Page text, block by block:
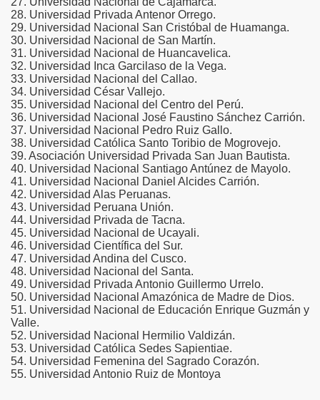
28. Universidad Privada Antenor Orrego.
29. Universidad Nacional San Cristóbal de Huamanga.
30. Universidad Nacional de San Martín.
31. Universidad Nacional de Huancavelica.
32. Universidad Inca Garcilaso de la Vega.
33. Universidad Nacional del Callao.
34. Universidad César Vallejo.
35. Universidad Nacional del Centro del Perú.
36. Universidad Nacional José Faustino Sánchez Carrión.
37. Universidad Nacional Pedro Ruiz Gallo.
38. Universidad Católica Santo Toribio de Mogrovejo.
39. Asociación Universidad Privada San Juan Bautista.
40. Universidad Nacional Santiago Antúnez de Mayolo.
41. Universidad Nacional Daniel Alcides Carrión.
42. Universidad Alas Peruanas.
43. Universidad Peruana Unión.
44. Universidad Privada de Tacna.
45. Universidad Nacional de Ucayali.
46. Universidad Científica del Sur.
47. Universidad Andina del Cusco.
48. Universidad Nacional del Santa.
49. Universidad Privada Antonio Guillermo Urrelo.
50. Universidad Nacional Amazónica de Madre de Dios.
51. Universidad Nacional de Educación Enrique Guzmán y
Valle.
52. Universidad Nacional Hermilio Valdizán.
53. Universidad Católica Sedes Sapientiae.
54. Universidad Femenina del Sagrado Corazón.
55. Universidad Antonio Ruiz de Montoya
y saque sus conclusiones.
Rojas es designado director del Proyecto
del Turismo
millones según el MEF
en Supe
en el Carmen
autoridades hagan algo por evitarlo.
terminal de Chimbote
al diario de Chimbote